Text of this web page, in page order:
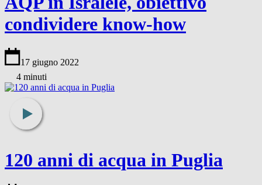
condividere know-how
17 giugno 2022
4 minuti
120 anni di acqua in Puglia